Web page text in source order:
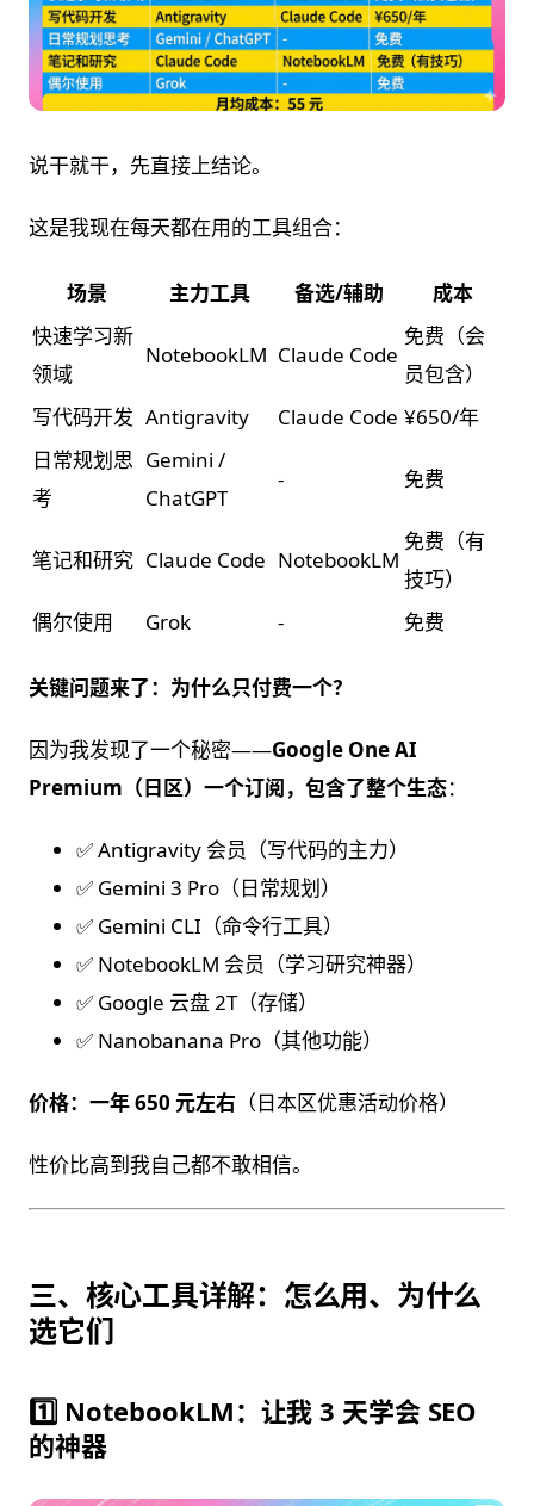
说干就干，先直接上结论。
这是我现在每天都在用的工具组合：
场景 主力工具 备选/辅助
成本
快速学习新
领域
NotebookLM Claude Code
免费（会
员包含）
写代码开发 Antigravity Claude Code ¥650/年
日常规划思
考
Gemini /
ChatGPT
- 免费
笔记和研究 Claude Code NotebookLM
免费（有
技巧）
偶尔使用
Grok - 免费
关键问题来了：为什么只付费一个？
因为我发现了一个秘密——Google One AI
Premium（日区）一个订阅，包含了整个生态：
✅ Antigravity 会员（写代码的主力）
✅ Gemini 3 Pro（日常规划）
✅ Gemini CLI（命令行工具）
✅ NotebookLM 会员（学习研究神器）
✅ Google 云盘 2T（存储）
✅ Nanobanana Pro（其他功能）
价格：一年 650 元左右 （日本区优惠活动价格）
性价比高到我自己都不敢相信。
三、核心工具详解：怎么用、为什么
选它们
1️⃣ NotebookLM：让我 3 天学会 SEO
的神器